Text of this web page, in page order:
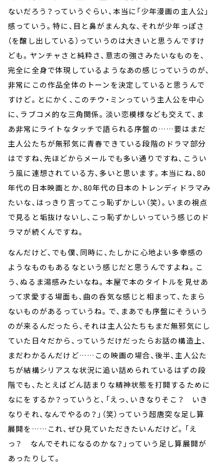
ないだろう？っていうぐらい、本当に「少年漫画の主人公」
感っていう。特に、目と鼻がまん丸な、それが少年っぽさ
（を醸し出している）っていうのは大きいと思うんですけ
ども。ヤンチャさと純粋さ、意志の強さみたいなものを、
完全に全身で体現しているようなあの感じっていうのが、
非常にこの作品全体のトーンを決定していると思うんで
すけど。とにかく、このチウ・ミンっていう主人公を中心
に、ラブコメ的な三角関係。淡い恋模様なども交えて、ま
あ非常にライトなタッチで語られる序盤の……要はまだ
主人公たちが無邪気に青春できている段階のドラマ部分
はですね、先ほどからメールでも多い通りですね、こうい
う風に連想されている方、多いと思います。本当にね、80
年代の日本映画とか、80年代の日本のトレンディドラマみ
たいな、はっきり言ってこっ恥ずかしい（笑）。いまの視点
で見ると垢抜けないし、こっ恥ずかしいっていう感じのド
ラマが続くんですね。
なんだけど、でも僕、同時に、たしかに心地よい多幸感の
ようなものもあるなという感じだと思うんですよね。こ
う、ぬるま湯感みたいなね。本屋で本のタイトルを見せあ
って求愛する場面も、曲の呑気な感じと相まって、たまら
ないものがあるっていうね。で、まあでも序盤にそういう
のが来るんだったら、それは主人公たちもまだ無邪気にし
ていた日々だから、っていうだけだったらお話の構造上、
まだわかるんだけど……この映画の場合、後半、主人公た
ちが結構シリアスな状況に追い詰められているはずの段
階でも、たとえばどん詰まりな精神状態を打開するために
なにをするか？っていうと、「えっ、いきなりそこ？ いき
なりそれ、なんでやるの？」（笑）っていう超唐突な足し算
展開を……これ、ぜひ見ていただきたいんだけど。「え
っ？ なんでそれになるのかな？」っていう足し算展開が
あったりして。